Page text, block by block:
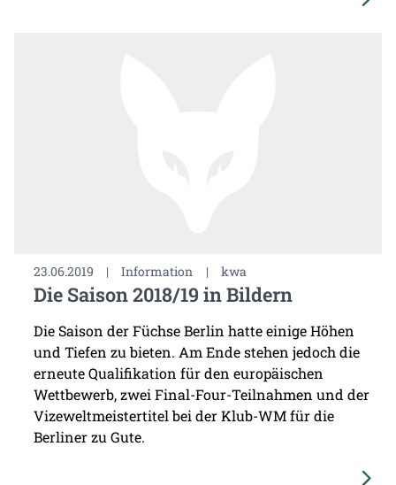
23.06.2019 | Information | kwa
Die Saison 2018/19 in Bildern
Die Saison der Füchse Berlin hatte einige Höhen
und Tiefen zu bieten. Am Ende stehen jedoch die
erneute Qualifikation für den europäischen
Wettbewerb, zwei Final-Four-Teilnahmen und der
Vizeweltmeistertitel bei der Klub-WM für die
Berliner zu Gute.